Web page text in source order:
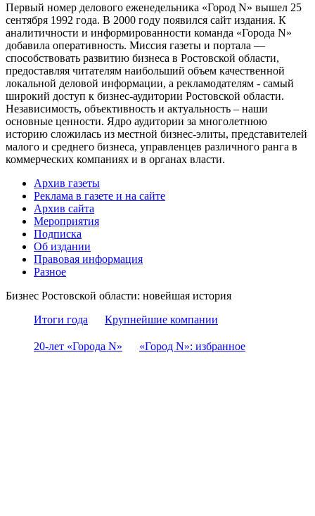
Первый номер делового еженедельника «Город N» вышел 25
сентября 1992 года. В 2000 году появился сайт издания. К
аналитичности и информированности команда «Города N»
добавила оперативность. Миссия газеты и портала —
способствовать развитию бизнеса в Ростовской области,
предоставляя читателям наибольший объем качественной
локальной деловой информации, а рекламодателям - самый
широкий доступ к бизнес-аудитории Ростовской области.
Независимость, объективность и актуальность – наши
основные ценности. Ядро аудитории за многолетнюю
историю сложилась из местной бизнес-элиты, представителей
малого и среднего бизнеса, управленцев различного ранга в
коммерческих компаниях и в органах власти.
Архив газеты
Реклама в газете и на сайте
Архив сайта
Мероприятия
Подписка
Об издании
Правовая информация
Разное
Бизнес Ростовской области: новейшая история
Итоги года
Крупнейшие компании
20-лет «Города N» «Город N»: избранное